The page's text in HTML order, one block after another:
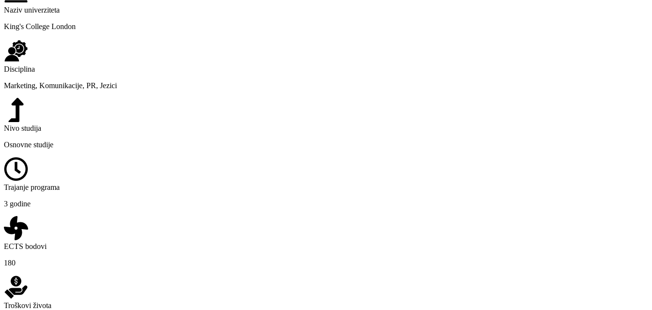
Naziv univerziteta
King's College London
Disciplina
Marketing, Komunikacije, PR, Jezici
Nivo studija
Osnovne studije
Trajanje programa
3 godine
ECTS bodovi
180
Troškovi života